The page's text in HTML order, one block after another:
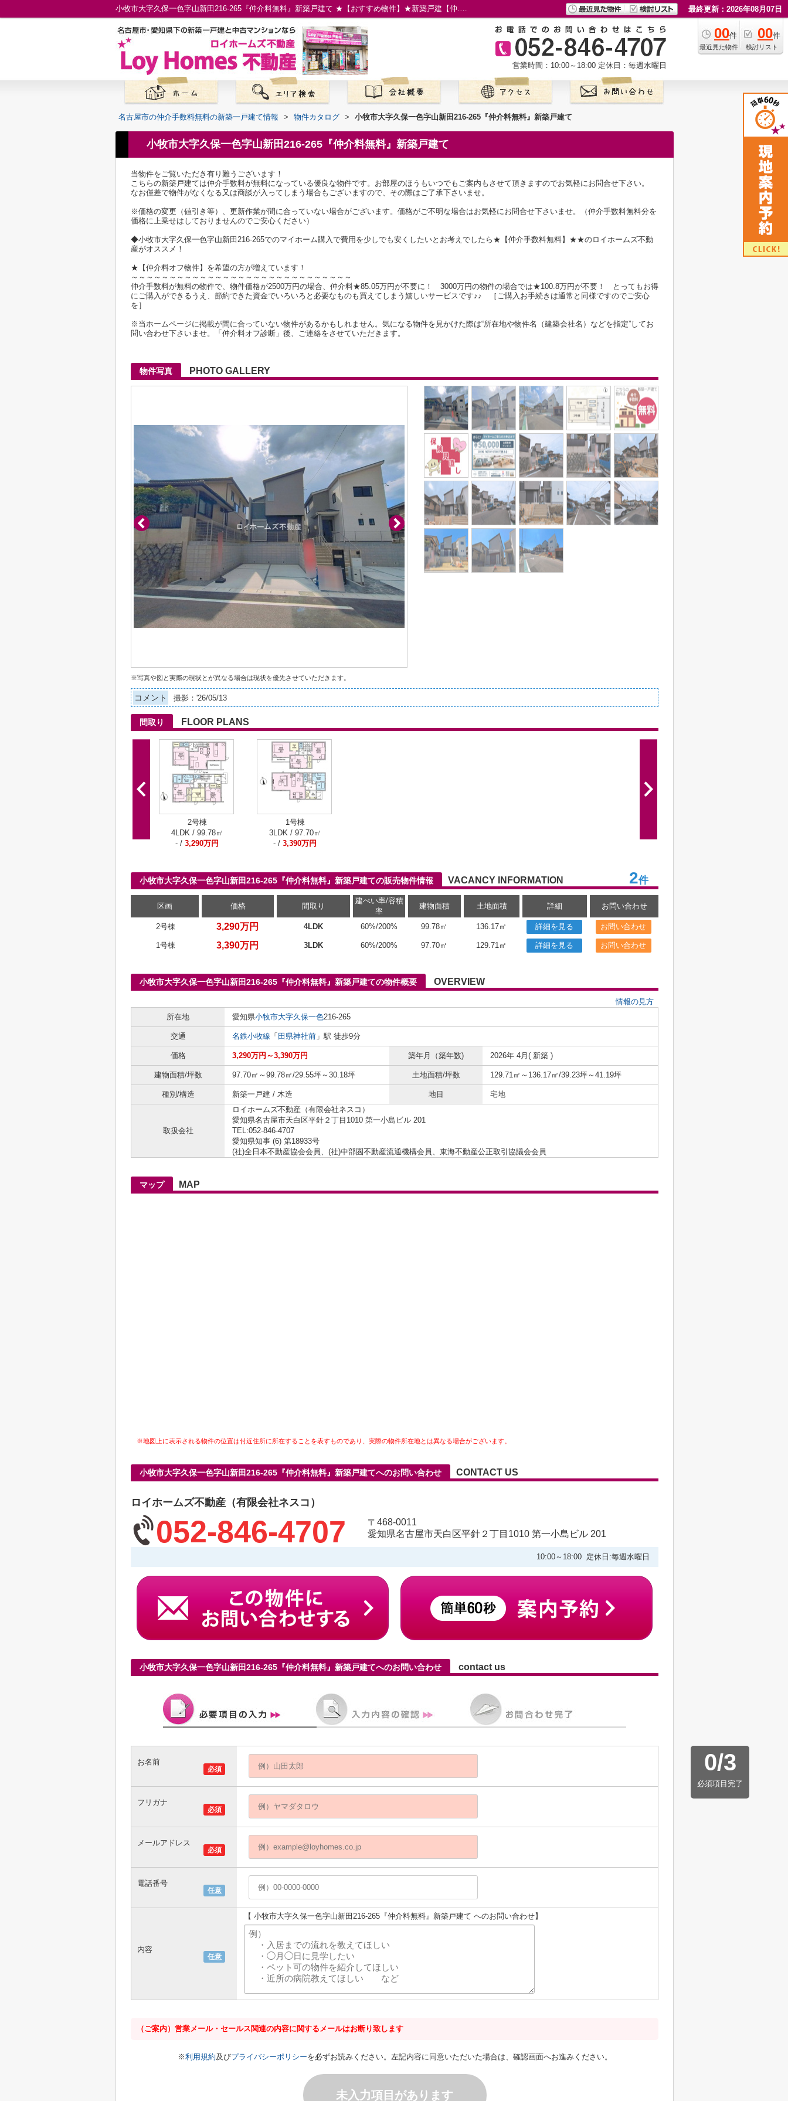
小牧市大字久保一色字山新田216-265『仲介料無料』新築戸建て ★【おすすめ物件】★新築戸建【仲...の物件情報／名古屋市の仲介手数料無料の新築一戸建て／ロイホームズ不動産 最終更新：2026年08月07日
00件
最近見た物件
00件
検討リスト
営業時間：10:00～18:00 定休日：毎週水曜日
名古屋市の仲介手数料無料の新築一戸建て情報 > 物件カタログ > 小牧市大字久保一色字山新田216-265『仲介料無料』新築戸建て
小牧市大字久保一色字山新田216-265『仲介料無料』新築戸建て
当物件をご覧いただき有り難うございます！
こちらの新築戸建ては仲介手数料が無料になっている優良な物件です。お部屋のほうもいつでもご案内もさせて頂きますのでお気軽にお問合せ下さい。
なお僅差で物件がなくなる又は商談が入ってしまう場合もございますので、その際はご了承下さいませ。
※価格の変更（値引き等）、更新作業が間に合っていない場合がございます。価格がご不明な場合はお気軽にお問合せ下さいませ。（仲介手数料無料分を
価格に上乗せはしておりませんのでご安心ください）
◆小牧市大字久保一色字山新田216-265でのマイホーム購入で費用を少しでも安くしたいとお考えでしたら★【仲介手数料無料】★★のロイホームズ不動
産がオススメ！
★【仲介料オフ物件】を希望の方が増えています！
～～～～～～～～～～～～～～～～～～～～～～～～～～～～～
仲介手数料が無料の物件で、物件価格が2500万円の場合、仲介料★85.05万円が不要に！ 3000万円の物件の場合では★100.8万円が不要！ とってもお得
にご購入ができるうえ、節約できた資金でいろいろと必要なものも買えてしまう嬉しいサービスです♪♪ ［ご購入お手続きは通常と同様ですのでご安心
を］
※当ホームページに掲載が間に合っていない物件があるかもしれません。気になる物件を見かけた際は“所在地や物件名（建築会社名）などを指定”してお
問い合わせ下さいませ。「仲介料オフ診断」後、ご連絡をさせていただきます。
物件写真 PHOTO GALLERY
※写真や図と実際の現状とが異なる場合は現状を優先させていただきます。
コメント 撮影：'26/05/13
間取り FLOOR PLANS
2号棟
4LDK / 99.78㎡
- / 3,290万円
1号棟
3LDK / 97.70㎡
- / 3,390万円
小牧市大字久保一色字山新田216-265『仲介料無料』新築戸建ての販売物件情報 VACANCY INFORMATION 2件
区画 価格 間取り
建ぺい率/容積
率
建物面積 土地面積 詳細 お問い合わせ
2号棟 3,290万円 4LDK 60%/200% 99.78㎡ 136.17㎡ 詳細を見る お問い合わせ
1号棟 3,390万円 3LDK 60%/200% 97.70㎡ 129.71㎡ 詳細を見る お問い合わせ
小牧市大字久保一色字山新田216-265『仲介料無料』新築戸建ての物件概要 OVERVIEW
情報の見方
所在地
愛知県小牧市大字久保一色216-265
交通 名鉄小牧線 「 田県神社前 」駅 徒歩9分
価格 3,290万円～3,390万円 築年月（築年数) 2026年 4月( 新築 )
建物面積/坪数 97.70㎡～99.78㎡/29.55坪～30.18坪 土地面積/坪数 129.71㎡～136.17㎡/39.23坪～41.19坪
種別/構造 新築一戸建 / 木造 地目 宅地
取扱会社
ロイホームズ不動産（有限会社ネスコ）
愛知県名古屋市天白区平針２丁目1010 第一小島ビル 201
TEL:052-846-4707
愛知県知事 (6) 第18933号
(社)全日本不動産協会会員、(社)中部圏不動産流通機構会員、東海不動産公正取引協議会会員
マップ MAP
※地図上に表示される物件の位置は付近住所に所在することを表すものであり、実際の物件所在地とは異なる場合がございます。
小牧市大字久保一色字山新田216-265『仲介料無料』新築戸建てへのお問い合わせ CONTACT US
ロイホームズ不動産（有限会社ネスコ）
052-846-4707
〒468-0011
愛知県名古屋市天白区平針２丁目1010 第一小島ビル 201
10:00～18:00 定休日:毎週水曜日
小牧市大字久保一色字山新田216-265『仲介料無料』新築戸建てへのお問い合わせ contact us
0/3
必須項目完了
必須
お名前
必須
フリガナ
必須
メールアドレス
任意
電話番号
任意
内容
【 小牧市大字久保一色字山新田216-265『仲介料無料』新築戸建て へのお問い合わせ】
（ご案内）営業メール・セールス関連の内容に関するメールはお断り致します
※利用規約及びプライバシーポリシーを必ずお読みください。左記内容に同意いただいた場合は、確認画面へお進みください。
未入力項目があります